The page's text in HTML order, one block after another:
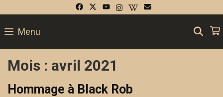
content
Menu
Mois : avril 2021
Hommage à Black Rob